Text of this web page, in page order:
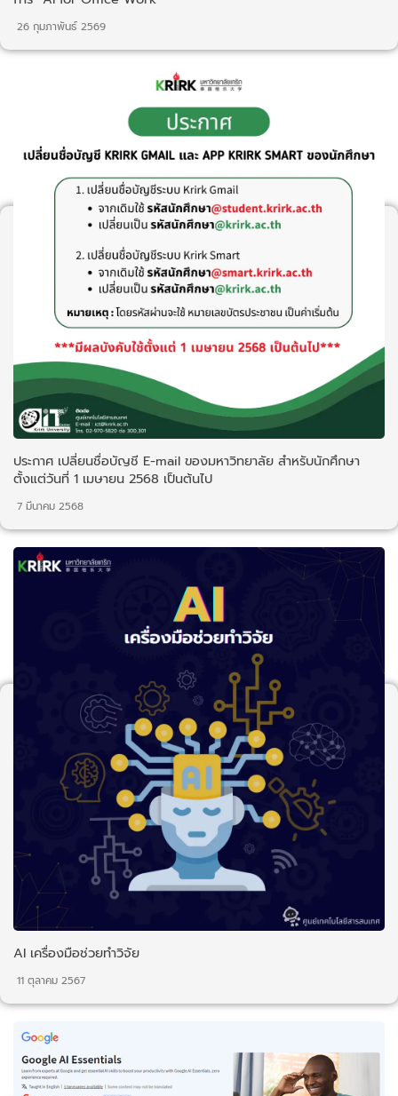
26 กุมภาพันธ์ 2569
ประกาศ เปลี่ยนชื่อบัญชี E-mail ของมหาวิทยาลัย สำหรับนักศึกษา
ตั้งแต่วันที่ 1 เมษายน 2568 เป็นต้นไป
7 มีนาคม 2568
AI เครื่องมือช่วยทำวิจัย
11 ตุลาคม 2567